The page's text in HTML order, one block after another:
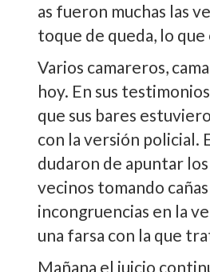
as fueron muchas las
toque de queda, lo
Varios camareros,
hoy. En sus
que sus bares
con la versión policial.
dudaron de apuntar
vecinos tomando
incongruencias en la
una farsa con la que
Mañana el juicio